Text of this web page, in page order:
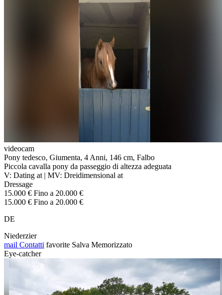
videocam
Pony tedesco, Giumenta, 4 Anni, 146 cm, Falbo
Piccola cavalla pony da passeggio di altezza adeguata
V: Dating at | MV: Dreidimensional at
Dressage
15.000 € Fino a 20.000 €
15.000 € Fino a 20.000 €
DE
Niederzier
mail Contatti favorite Salva Memorizzato
Eye-catcher